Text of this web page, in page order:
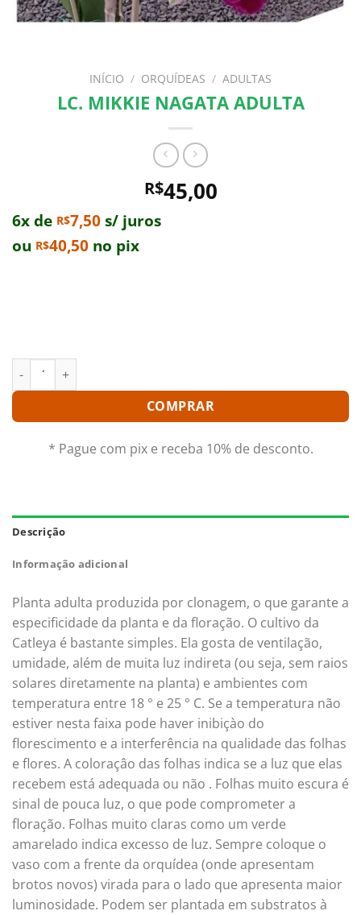
INÍCIO / ORQUÍDEAS / ADULTAS
LC. MIKKIE NAGATA ADULTA
R$45,00
6x de R$7,50s/ juros
ou R$40,50 no pix
LC. MIKKIE NAGATA ADULTA quantidade
COMPRAR
* Pague com pix e receba 10% de desconto.
Descrição
Informação adicional
Planta adulta produzida por clonagem, o que garante a
especificidade da planta e da floração. O cultivo da
Catleya é bastante simples. Ela gosta de ventilação,
umidade, além de muita luz indireta (ou seja, sem raios
solares diretamente na planta) e ambientes com
temperatura entre 18 ° e 25 ° C. Se a temperatura não
estiver nesta faixa pode haver inibiçào do
florescimento e a interferência na qualidade das folhas
e flores. A coloraçâo das folhas indica se a luz que elas
recebem está adequada ou não . Folhas muito escura é
sinal de pouca luz, o que pode comprometer a
floração. Folhas muito claras como um verde
amarelado indica excesso de luz. Sempre coloque o
vaso com a frente da orquídea (onde apresentam
brotos novos) virada para o lado que apresenta maior
luminosidade. Podem ser plantada em substratos à